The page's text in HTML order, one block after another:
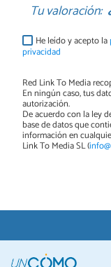
Tu valoración:
He leído y acepto la
privacidad
Red Link To Media
En ningún caso, tus
autorización.
De acuerdo con la ley
base de datos que
información en
Link To Media SL (